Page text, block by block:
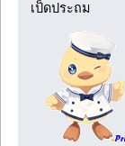
เป็ดประถม